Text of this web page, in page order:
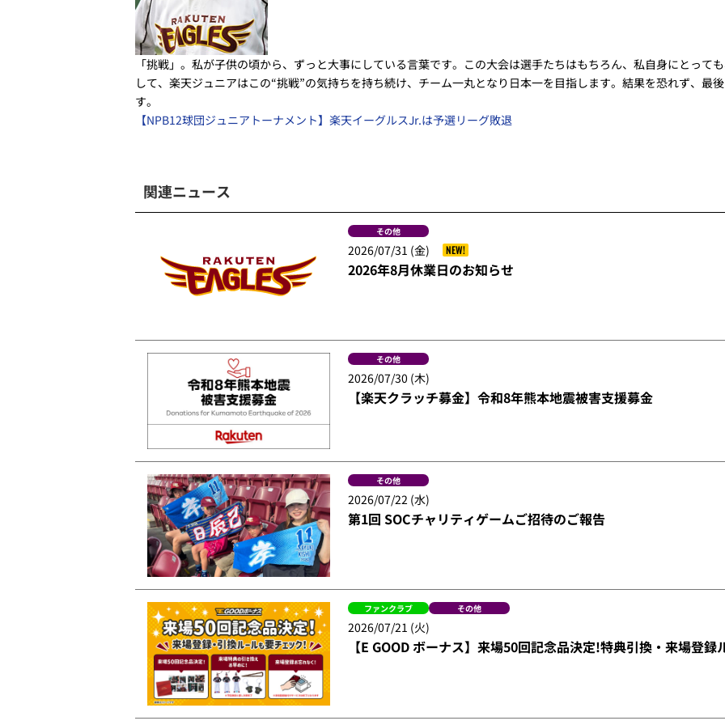
「挑戦」。私が子供の頃から、ずっと大事にしている言葉です。この大会は選手たちはもちろん、私自身にとって
して、楽天ジュニアはこの“挑戦”の気持ちを持ち続け、チーム一丸となり日本一を目指します。結果を恐れず、最
す。
【NPB12球団ジュニアトーナメント】楽天イーグルスJr.は予選リーグ敗退
関連ニュース
その他
2026/07/31 (金) NEW!
2026年8月休業日のお知らせ
その他
2026/07/30 (木)
【楽天クラッチ募金】令和8年熊本地震被害支援募金
その他
2026/07/22 (水)
第1回 SOCチャリティゲームご招待のご報告
ファンクラブ その他
2026/07/21 (火)
【E GOOD ボーナス】来場50回記念品決定!特典引換・来場登